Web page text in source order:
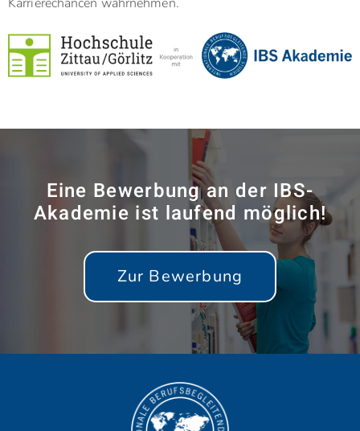
Eine Bewerbung an der IBS-
Akademie ist laufend möglich!
Zur Bewerbung